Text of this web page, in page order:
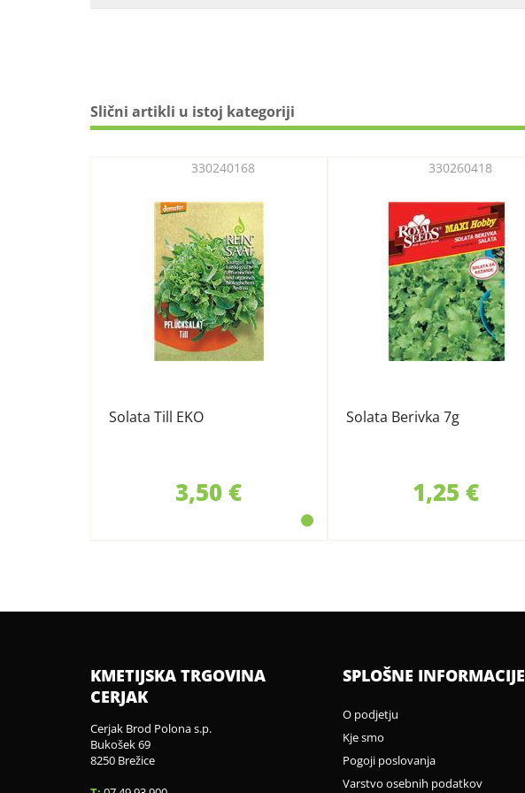
Slični artikli u istoj kategoriji
Solata Till EKO
330240168
3,50 €
Solata Berivka 7g
330260418
1,25 €
KMETIJSKA TRGOVINA
CERJAK
Cerjak Brod Polona s.p.
Bukošek 69
8250 Brežice
SPLOŠNE INFORMACIJE
O podjetju
Kje smo
Pogoji poslovanja
Varstvo osebnih podatkov